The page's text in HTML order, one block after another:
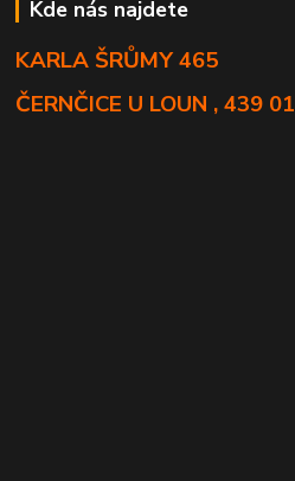
Kde nás najdete
KARLA ŠRŮMY 465
ČERNČICE U LOUN , 439 01